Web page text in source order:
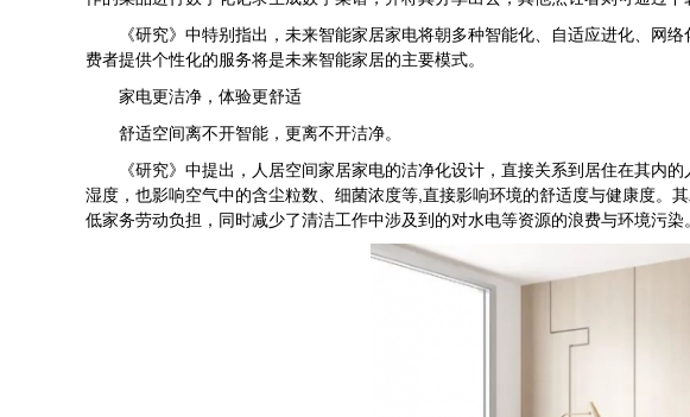
《研究》中特别指出，未来智能家居家电将朝多种智能化、自适应进化、网络
费者提供个性化的服务将是未来智能家居的主要模式。
家电更洁净，体验更舒适
舒适空间离不开智能，更离不开洁净。
《研究》中提出，人居空间家居家电的洁净化设计，直接关系到居住在其内的
湿度，也影响空气中的含尘粒数、细菌浓度等,直接影响环境的舒适度与健康度
低家务劳动负担，同时减少了清洁工作中涉及到的对水电等资源的浪费与环境污染。